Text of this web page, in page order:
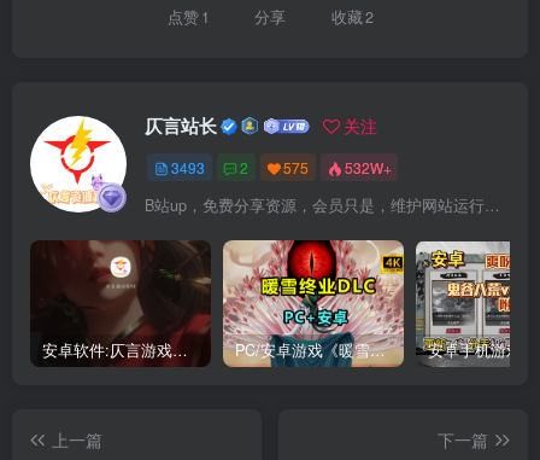
点赞1 分享 收藏2
仄言站长 关注
3493 2 575 532W+
B站up，免费分享资源，会员只是，维护网站运行，会员权利为可以支持本地下载，更多内容，敬请期待！
安卓软件:仄言游戏库4.0APP全新上架了！没有下的赶紧下载呀！ PC/安卓游戏《暖雪最新v3.1.0.1》终业DLC整合版！
上一篇
下一篇